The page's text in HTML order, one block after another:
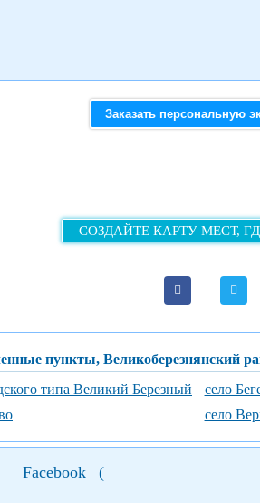
Заказать персональную
СОЗДАЙТЕ КАРТУ МЕСТ,
пункты, Великоберезнянский
типа Великий Березный
село
село
Facebook (